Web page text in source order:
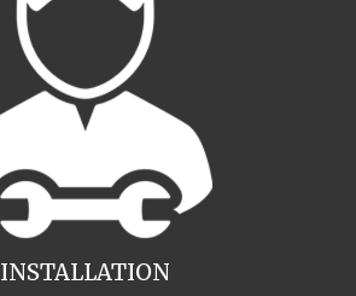
INSTALLATION